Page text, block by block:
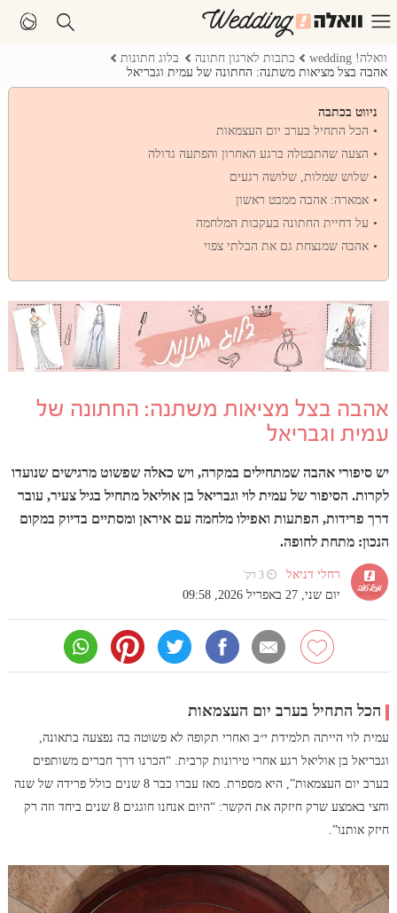
וואלה! wedding כתבות לארגון חתונה
בלוג חתונות
אהבה בצל מציאות משתנה: החתונה של עמית וגבריאל
ניווט בכתבה
הכל התחיל בערב יום העצמאות
הצעה שהתבטלה ברגע האחרון והפתעה גדולה
שלוש שמלות, שלושה רגעים
אמארה: אהבה ממבט ראשון
על דחיית החתונה בעקבות המלחמה
אהבה שמנצחת גם את הבלתי צפוי
אהבה בצל מציאות משתנה: החתונה של
עמית וגבריאל
יש סיפורי אהבה שמתחילים במקרה, ויש כאלה שפשוט מרגישים שנועדו
לקרות. הסיפור של עמית לוי וגבריאל בן אוליאל מתחיל בגיל צעיר, עובר
דרך פרידות, הפתעות ואפילו מלחמה עם איראן ומסתיים בדיוק במקום
הנכון: מתחת לחופה.
רחלי דניאל ⏲ 3 דק'
יום שני, 27 באפריל 2026, 09:58
הכל התחיל בערב יום העצמאות
עמית לוי הייתה תלמידת י״ב ואחרי תקופה לא פשוטה בה נפצעה בתאונה,
וגבריאל בן אוליאל רגע אחרי טירונות קרבית. “הכרנו דרך חברים משותפים
בערב יום העצמאות”, היא מספרת. מאז עברו כבר 8 שנים כולל פרידה של שנה
וחצי באמצע שרק חיזקה את הקשר: “היום אנחנו חוגגים 8 שנים ביחד וזה רק
חיזק אותנו”.